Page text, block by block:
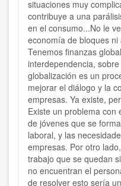
situaciones muy
contribuye a una
en el consumo...No le
economía de bloques
Tenemos finanzas
interdependencia,
globalización es un
mejorar el diálogo y la
empresas. Ya existe,
Existe un problema con
de jóvenes que se
laboral, y las
empresas. Por otro
trabajo que se quedan
no encuentran el
de resolver esto sería